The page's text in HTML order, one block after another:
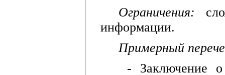
Ограничения:
информации.
Примерный
- Заключение